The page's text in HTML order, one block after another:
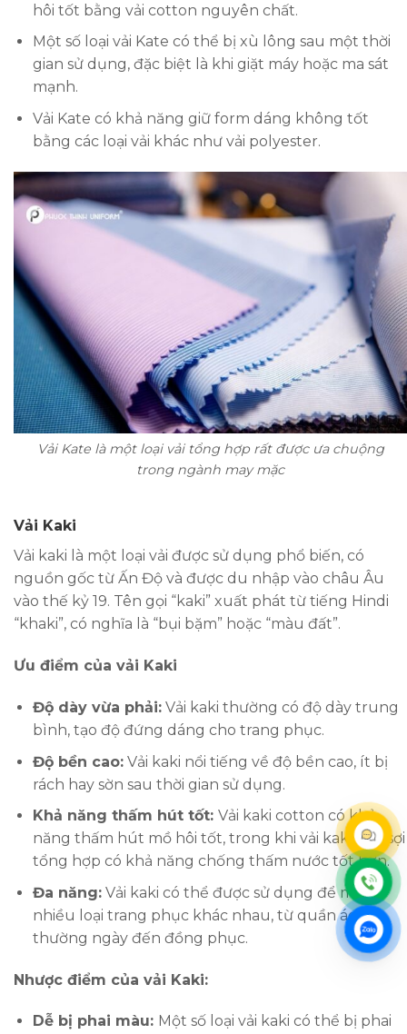
hôi tốt bằng vải cotton nguyên chất.
Một số loại vải Kate có thể bị xù lông sau một thời
gian sử dụng, đặc biệt là khi giặt máy hoặc ma sát
mạnh.
Vải Kate có khả năng giữ form dáng không tốt
bằng các loại vải khác như vải polyester.
Vải Kate là một loại vải tổng hợp rất được ưa chuộng
trong ngành may mặc
Vải Kaki
Vải kaki là một loại vải được sử dụng phổ biến, có
nguồn gốc từ Ấn Độ và được du nhập vào châu Âu
vào thế kỷ 19. Tên gọi “kaki” xuất phát từ tiếng Hindi
“khaki”, có nghĩa là “bụi bặm” hoặc “màu đất”.
Ưu điểm của vải Kaki
Độ dày vừa phải:Vải kaki thường có độ dày trung
bình, tạo độ đứng dáng cho trang phục.
Độ bền cao:Vải kaki nổi tiếng về độ bền cao, ít bị
rách hay sờn sau thời gian sử dụng.
Khả năng thấm hút tốt: Vải kaki cotton có khả
năng thấm hút mồ hôi tốt, trong khi vải kaki pha sợi
tổng hợp có khả năng chống thấm nước tốt hơn.
Đa năng:Vải kaki có thể được sử dụng để may
nhiều loại trang phục khác nhau, từ quần áo
thường ngày đến đồng phục.
Nhược điểm của vải Kaki:
Dễ bị phai màu: Một số loại vải kaki có thể bị phai